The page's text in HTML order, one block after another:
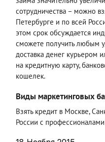
сотрудничества – можно
Петербурге и по всей
этом срок обсуждается
сможете получить любым
доставка денег курьером
на кредитную карту,
кошелек.
Виды маркетинговых
Взять кредит в Москве,
России с